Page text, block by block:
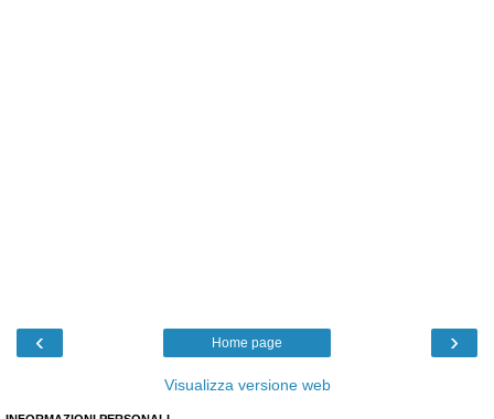
‹ ›
Home page
Visualizza versione web